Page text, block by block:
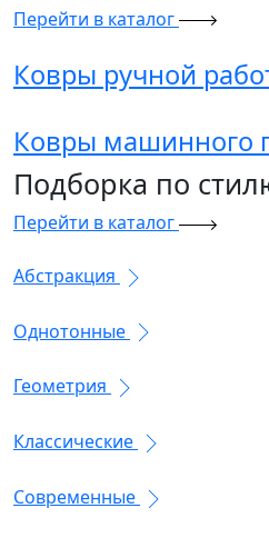
Перейти в каталог
Ковры ручной
Ковры машинного
Подборка по
Перейти в каталог
Абстракция
Однотонные
Геометрия
Классические
Современные